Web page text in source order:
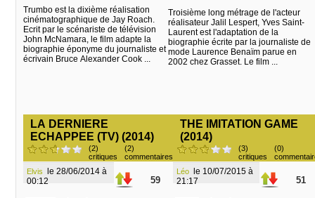
Trumbo est la dixième réalisation
cinématographique de Jay Roach.
Ecrit par le scénariste de télévision
John McNamara, le film adapte la
biographie éponyme du journaliste et
écrivain Bruce Alexander Cook ...
Troisième long métrage de l'acteur
réalisateur Jalil Lespert, Yves Saint-
Laurent est l'adaptation de la
biographie écrite par la journaliste de
mode Laurence Benaïm parue en
2002 chez Grasset. Le film ...
LA DERNIERE
ECHAPPEE (TV) (2014)
(2)
critiques
(2)
commentaires
Elvis
00:12
59
THE IMITATION GAME
(2014)
(3)
critiques
(0)
Léo
21:17
51